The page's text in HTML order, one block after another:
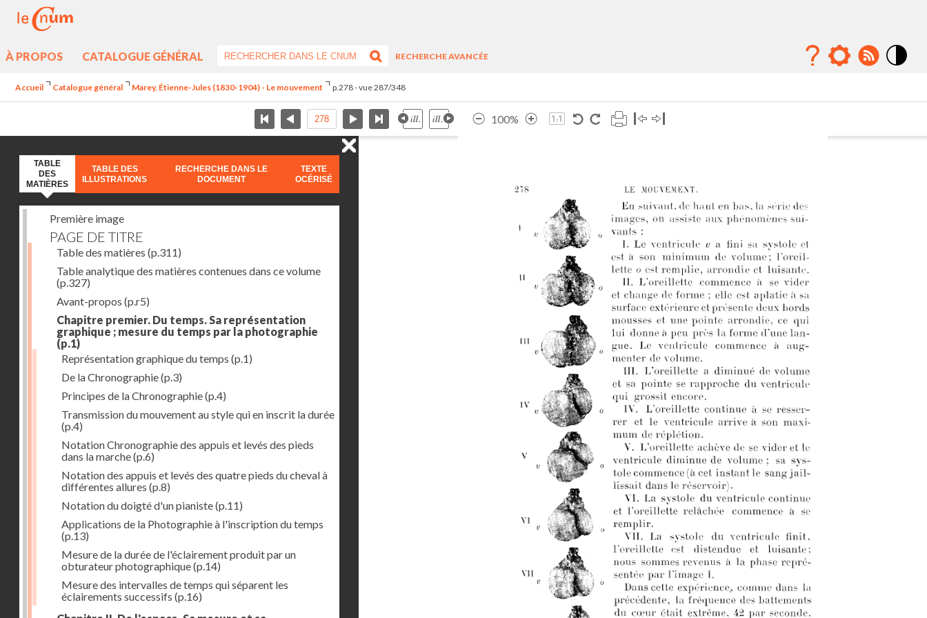
À PROPOS CATALOGUE GÉNÉRAL
RECHERCHE AVANCÉE
Accueil Catalogue général Marey, Étienne-Jules (1830-1904) - Le mouvement p.278 - vue 287/348
100%
TABLE
DES
MATIÈRES
TABLE DES
ILLUSTRATIONS
RECHERCHE DANS LE
DOCUMENT
TEXTE
OCÉRISÉ
Première image
PAGE DE TITRE
Table des matières (p.311)
Table analytique des matières contenues dans ce volume
(p.327)
Avant-propos (p.r5)
Chapitre premier. Du temps. Sa représentation
graphique ; mesure du temps par la photographie
(p.1)
Représentation graphique du temps (p.1)
De la Chronographie(p.3)
Principes de la Chronographie(p.4)
Transmission du mouvement au style qui en inscrit la durée
(p.4)
Notation Chronographie des appuis et levés des pieds
dans la marche(p.6)
Notation des appuis et levés des quatre pieds du cheval à
différentes allures (p.8)
Notation du doigté d'un pianiste(p.11)
Applications de la Photographie à l'inscription du temps
(p.13)
Mesure de la durée de l'éclairement produit par un
obturateur photographique(p.14)
Mesure des intervalles de temps qui séparent les
éclairements successifs (p.16)